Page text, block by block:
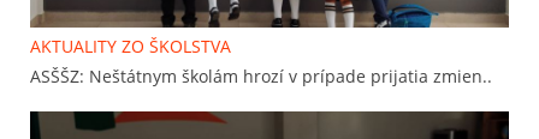
AKTUALITY ZO ŠKOLSTVA
ASŠŠZ: Neštátnym školám hrozí v prípade prijatia zmien..